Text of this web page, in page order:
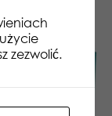
zezwolić.